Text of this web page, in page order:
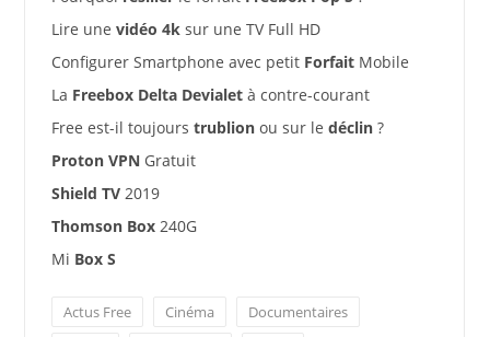
Lire une vidéo 4ksur une TV Full HD
Configurer Smartphone avec petit ForfaitMobile
La Freebox Delta Devialetà contre-courant
Free est-il toujours trublionou sur le déclin?
Proton VPN Gratuit
Shield TV2019
Thomson Box240G
Mi Box S
Actus Free Cinéma
Documentaires